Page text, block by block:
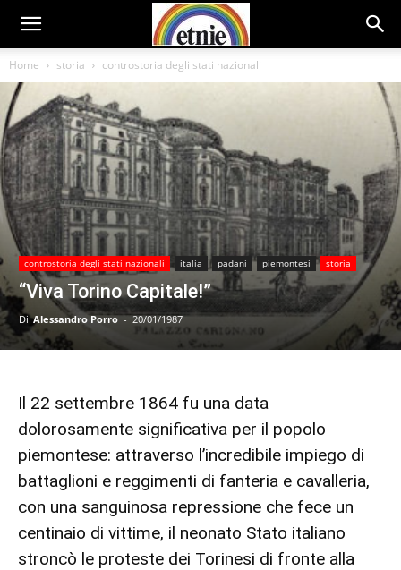
Home storia controstoria degli stati nazionali
controstoria degli stati nazionali italia padani piemontesi storia
“Viva Torino Capitale!”
Di Alessandro Porro - 20/01/1987
Il 22 settembre 1864 fu una data
dolorosamente significativa per il popolo
piemontese: attraverso l’incredibile impiego di
battaglioni e reggimenti di fanteria e cavalleria,
con una sanguinosa repressione che fece un
centinaio di vittime, il neonato Stato italiano
stroncò le proteste dei Torinesi di fronte alla